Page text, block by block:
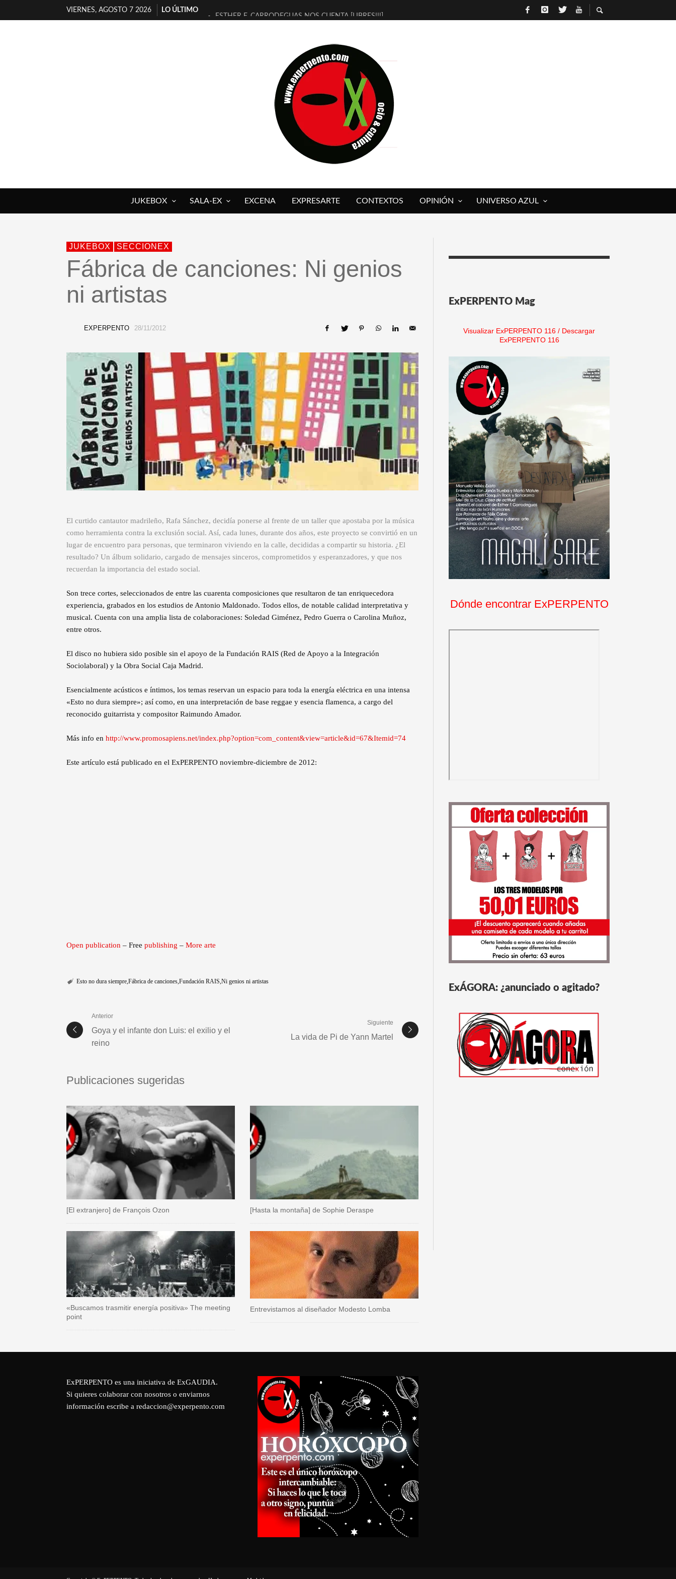
VIERNES, AGOSTO 7 2026
LO ÚLTIMO
ESTHER F. CARRODEGUAS NOS CUENTA [LIBRES!!!]
[ELECTRA JONDA] DE JUAN GUERRERO ZAMORA
TIMBRE 4, LA ESCUELA DEL DIRECTOR TEATRAL CLAUDIO TOLCACHIR
30 AÑOS (NO ES NADA) DE LA KATARSIS DEL TOMATAZO
MILITARES JUDÍAS EN #EXVITA
D’BALDOMEROS REINVENTAN [BITÁCORA 3.0] EN EXVITA
MARSHALL FLASH PRESENTA EN EXVITA [RELATIVA SENCILLEZ]
JOFRE BARDAGÍ EN EXVITA INTERPRETANDO A SERRAT
JUKEBOX SALA-EX EXCENA EXPRESARTE CONTEXTOS OPINIÓN UNIVERSO AZUL
JUKEBOX SECCIONEX
Fábrica de canciones: Ni genios
ni artistas
EXPERPENTO 28/11/2012
El curtido cantautor madrileño, Rafa Sánchez, decidía ponerse al frente de un taller que apostaba por la música
como herramienta contra la exclusión social. Así, cada lunes, durante dos años, este proyecto se convirtió en un
lugar de encuentro para personas, que terminaron viviendo en la calle, decididas a compartir su historia. ¿El
resultado? Un álbum solidario, cargado de mensajes sinceros, comprometidos y esperanzadores, y que nos
recuerdan la importancia del estado social.
Son trece cortes, seleccionados de entre las cuarenta composiciones que resultaron de tan enriquecedora
experiencia, grabados en los estudios de Antonio Maldonado. Todos ellos, de notable calidad interpretativa y
musical. Cuenta con una amplia lista de colaboraciones: Soledad Giménez, Pedro Guerra o Carolina Muñoz,
entre otros.
El disco no hubiera sido posible sin el apoyo de la Fundación RAIS (Red de Apoyo a la Integración
Sociolaboral) y la Obra Social Caja Madrid.
Esencialmente acústicos e íntimos, los temas reservan un espacio para toda la energía eléctrica en una intensa
«Esto no dura siempre»; así como, en una interpretación de base reggae y esencia flamenca, a cargo del
reconocido guitarrista y compositor Raimundo Amador.
Más info en http://www.promosapiens.net/index.php?option=com_content&view=article&id=67&Itemid=74
Este artículo está publicado en el ExPERPENTO noviembre-diciembre de 2012:
Open publication – Free publishing – More arte
Esto no dura siempre Fábrica de canciones Fundación RAIS Ni genios ni artistas
Anterior
Goya y el infante don Luis: el exilio y el
reino
Siguiente
La vida de Pi de Yann Martel
Publicaciones sugeridas
[El extranjero] de François Ozon [Hasta la montaña] de Sophie Deraspe
«Buscamos trasmitir energía positiva» The meeting
point
Entrevistamos al diseñador Modesto Lomba
ExPERPENTO Mag
Visualizar ExPERPENTO 116 / Descargar
ExPERPENTO 116
Dónde encontrar ExPERPENTO
ExÁGORA: ¿anunciado o agitado?
ExPERPENTO es una iniciativa de ExGAUDIA.
Si quieres colaborar con nosotros o enviarnos
información escribe a redaccion@experpento.com